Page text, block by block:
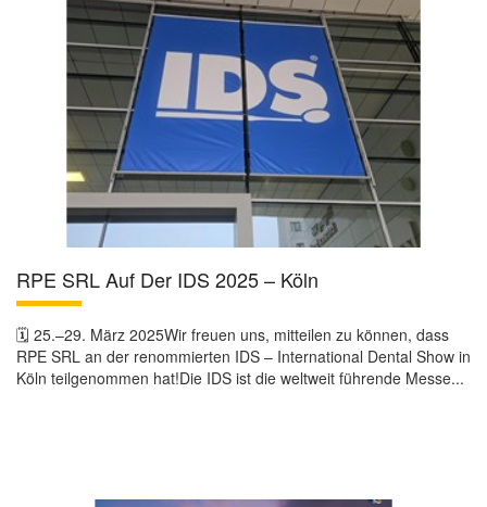
RPE SRL Auf Der IDS 2025 – Köln
🗓️ 25.–29. März 2025Wir freuen uns, mitteilen zu können, dass
RPE SRL an der renommierten IDS – International Dental Show in
Köln teilgenommen hat!Die IDS ist die weltweit führende Messe...